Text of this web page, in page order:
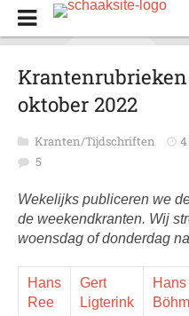
oktober 2022
Kranten/Tijdschriften
5
Wekelijks publiceren we
de weekendkranten. Wij
woensdag of donderdag
Hans
Ree
Gert
Ligterink
Hans
Böhm